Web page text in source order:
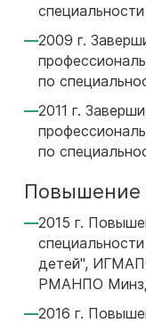
2009 г.
по
2011 г.
по
Повышение
2015 г.
детей",
РМАНПО
2016 г.